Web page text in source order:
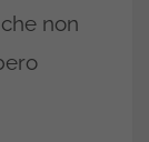
che non